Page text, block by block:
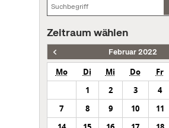
Zeitraum wählen
Februar 2022
Mo Di Mi Do Fr
1
2 3 4
7
8 9 10 11